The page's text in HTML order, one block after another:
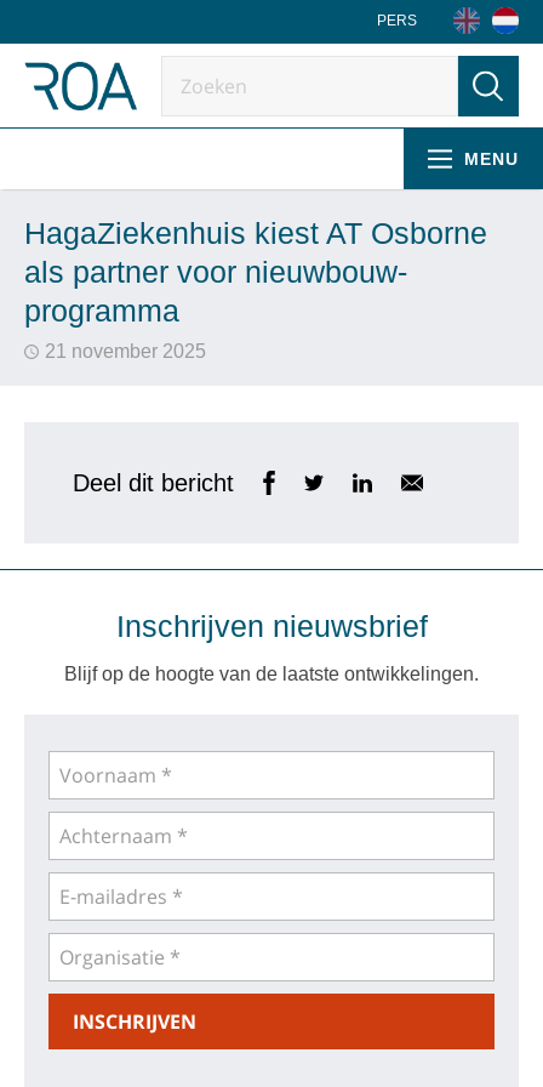
PERS
MENU
HagaZiekenhuis kiest AT Osborne
als partner voor nieuwbouw-
programma
21 november 2025
Deel dit bericht
Inschrijven nieuwsbrief
Blijf op de hoogte van de laatste ontwikkelingen.